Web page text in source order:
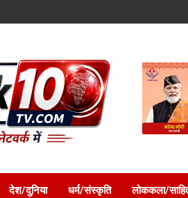
देश/दुनिया धर्म/संस्कृति लोककला/